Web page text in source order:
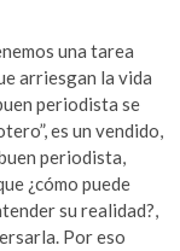
una tarea
arriesgan la vida
periodista se
es un vendido,
periodista,
¿cómo puede
su realidad?,
Por eso